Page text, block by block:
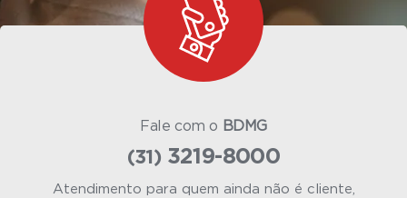
Fale com o BDMG
(31) 3219-8000
Atendimento para quem ainda não é cliente,